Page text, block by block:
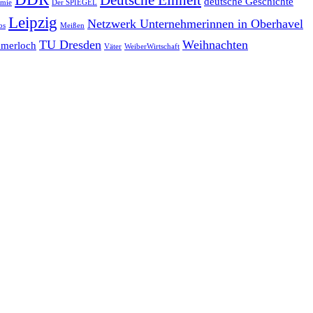
Der SPIEGEL
Leipzig Meißen Netzwerk Unternehmerinnen in Oberhavel
TU Dresden Väter WeiberWirtschaft Weihnachten